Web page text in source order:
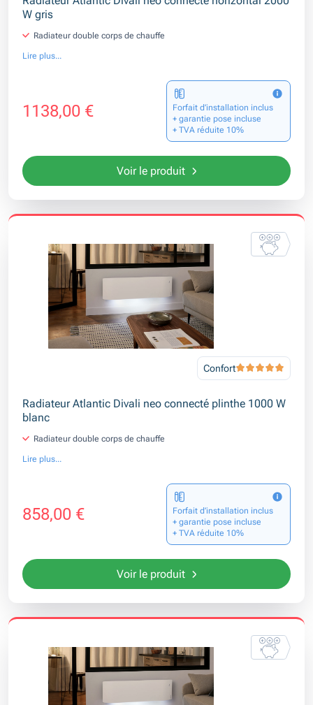
W gris
Radiateur double corps de chauffe
Lire plus...
1138,00 €
Forfait d’installation inclus
+ garantie pose incluse
+ TVA réduite 10%
Voir le produit
Confort
Radiateur Atlantic Divali neo connecté plinthe 1000 W
blanc
Radiateur double corps de chauffe
Lire plus...
858,00 €
Forfait d’installation inclus
+ garantie pose incluse
+ TVA réduite 10%
Voir le produit